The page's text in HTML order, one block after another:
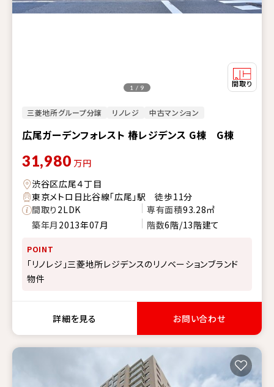
三菱地所グループ分譲 リノレジ 中古マンション
広尾ガーデンフォレスト 椿レジデンス G棟 G棟
1 / 9
31,980 万円
渋谷区広尾４丁目
東京メトロ日比谷線「広尾」駅 徒歩11分
間取り2LDK 専有面積93.28㎡
築年月 2013年07月 階数6階/13階建て
POINT
「リノレジ」三菱地所レジデンスのリノベーションブランド
物件
詳細を見る お問い合わせ